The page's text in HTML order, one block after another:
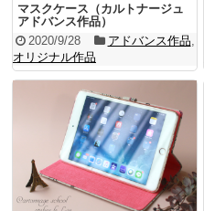
マスクケース（カルトナージュ
アドバンス作品）
2020/9/28
アドバンス作品
オリジナル作品